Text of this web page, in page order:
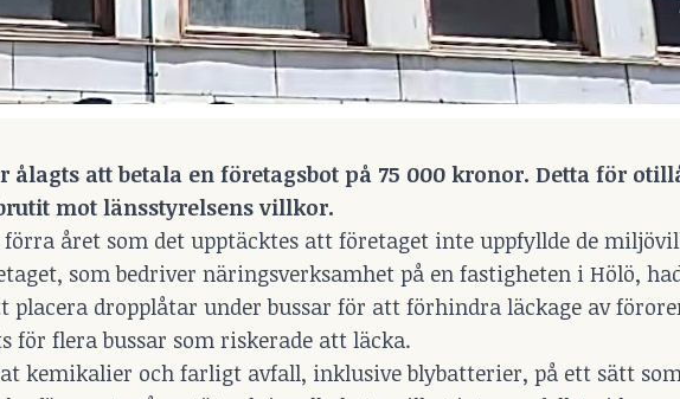
ålagts att betala en företagsbot på 75 000 kronor. Detta för
mot länsstyrelsens villkor.
året som det upptäcktes att företaget inte uppfyllde de
som bedriver näringsverksamhet på en fastigheten i Hölö,
placera dropplåtar under bussar för att förhindra läckage av
för flera bussar som riskerade att läcka.
kemikalier och farligt avfall, inklusive blybatterier, på ett sätt